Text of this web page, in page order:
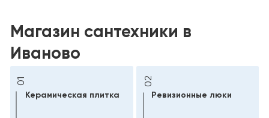
Магазин сантехники в
Иваново
01
Керамическая плитка
02
Ревизионные люки